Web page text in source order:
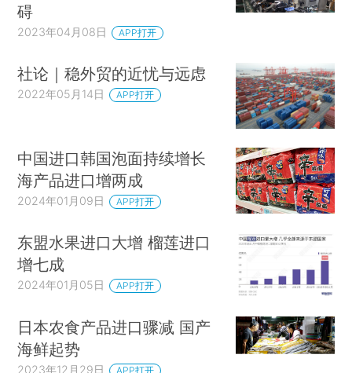
碍
2023年04月08日 APP打开
社论｜稳外贸的近忧与远虑
2022年05月14日 APP打开
中国进口韩国泡面持续增长
海产品进口增两成
2024年01月09日 APP打开
东盟水果进口大增 榴莲进口
增七成
2024年01月05日 APP打开
日本农食产品进口骤减 国产
海鲜起势
2023年12月29日 APP打开